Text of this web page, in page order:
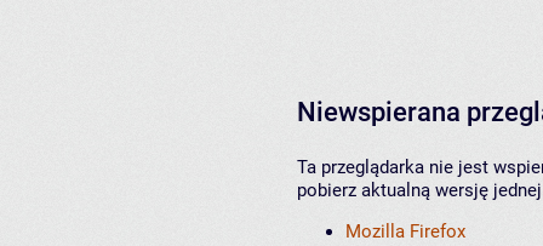
Niewspierana
Ta przeglądarka nie jest
pobierz aktualną wersję
Mozilla Firefox